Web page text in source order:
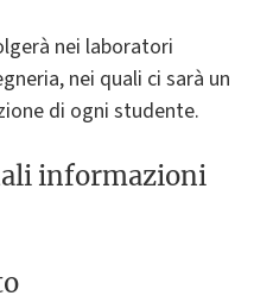
nei laboratori
nei quali ci sarà un
di ogni studente.
informazioni